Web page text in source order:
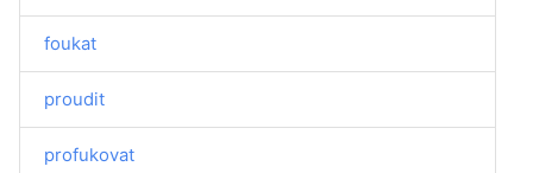
foukat
proudit
profukovat